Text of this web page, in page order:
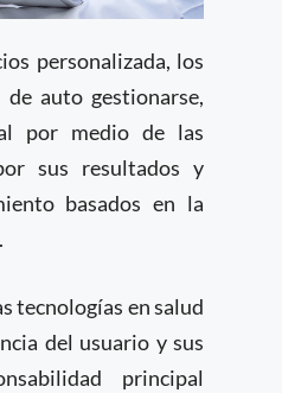
personalizada, los
de auto gestionarse,
por medio de las
sus resultados y
basados en la
tecnologías en salud
del usuario y sus
principal